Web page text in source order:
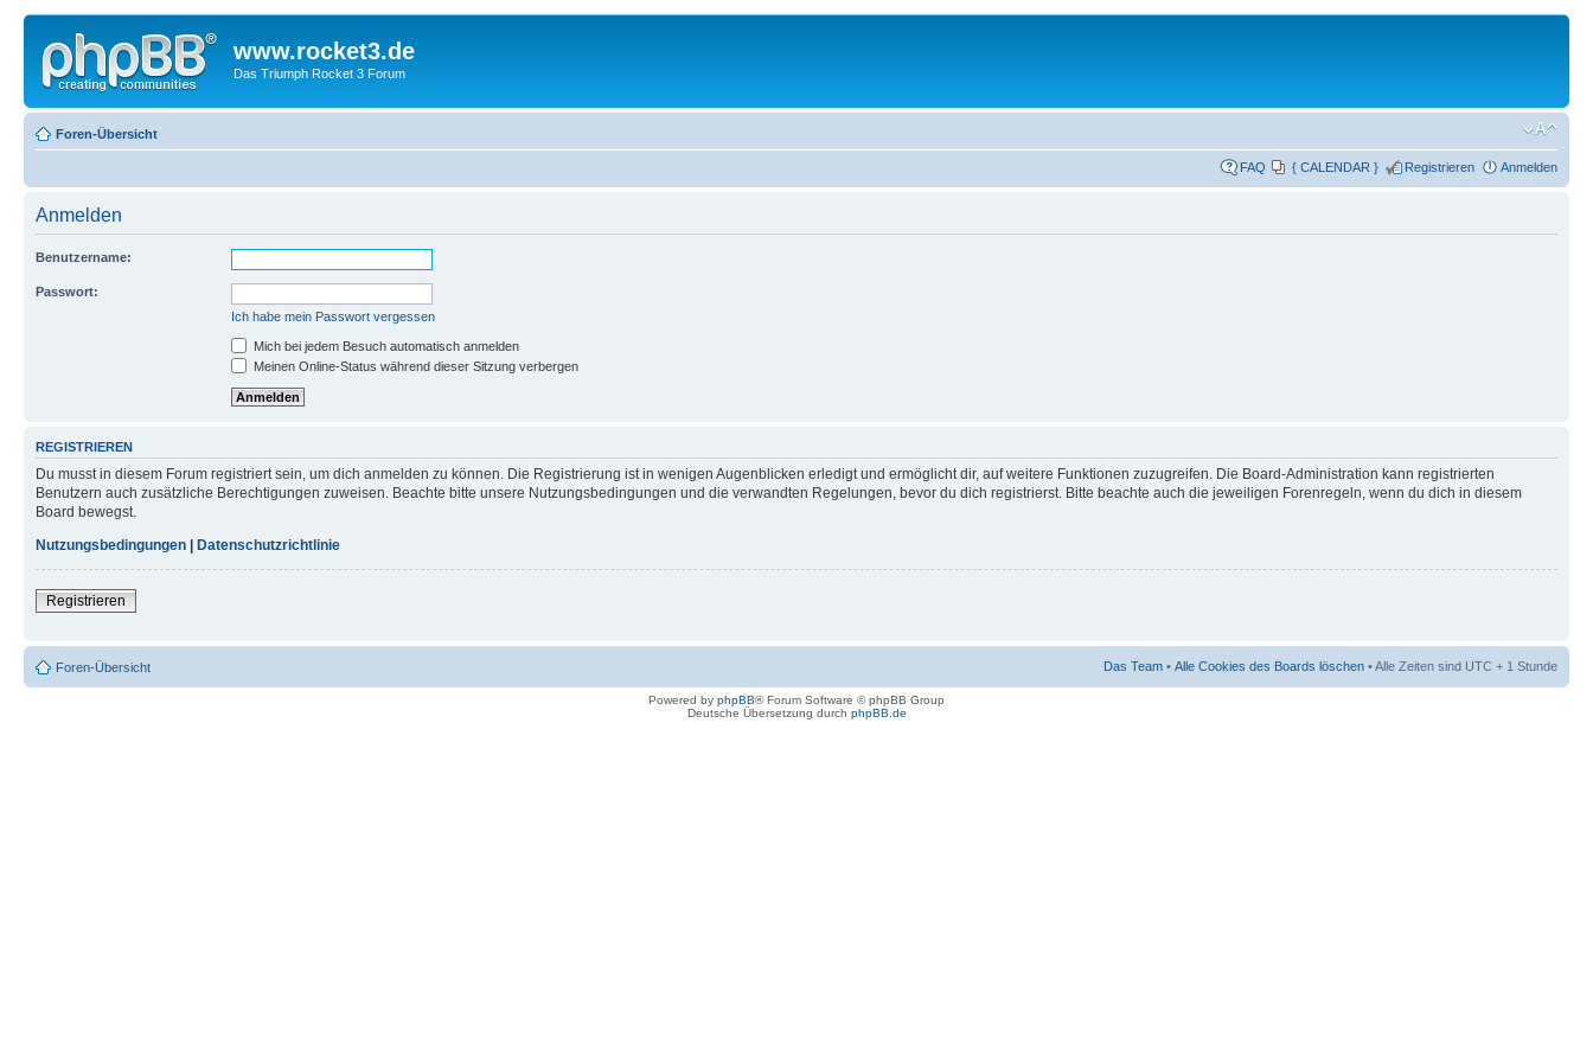
www.rocket3.de
Das Triumph Rocket 3 Forum
Foren-Übersicht
FAQ { CALENDAR } Registrieren Anmelden
Anmelden
Benutzername:
Passwort:
Ich habe mein Passwort vergessen
Mich bei jedem Besuch automatisch anmelden
Meinen Online-Status während dieser Sitzung verbergen
REGISTRIEREN
Du musst in diesem Forum registriert sein, um dich anmelden zu können. Die Registrierung ist in wenigen Augenblicken erledigt und ermöglicht dir, auf weitere Funktionen zuzugreifen. Die Board-Administration kann registrierten
Benutzern auch zusätzliche Berechtigungen zuweisen. Beachte bitte unsere Nutzungsbedingungen und die verwandten Regelungen, bevor du dich registrierst. Bitte beachte auch die jeweiligen Forenregeln, wenn du dich in diesem
Board bewegst.
Nutzungsbedingungen
Datenschutzrichtlinie
Registrieren
Foren-Übersicht Das Team • Alle Cookies des Boards löschen • Alle Zeiten sind UTC + 1 Stunde
Powered by phpBB® Forum Software © phpBB Group
Deutsche Übersetzung durch phpBB.de